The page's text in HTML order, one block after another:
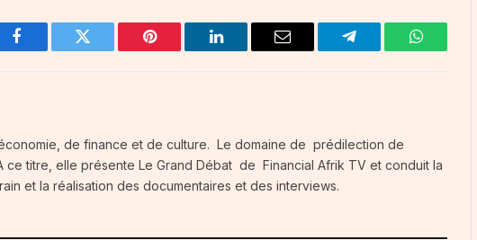
Facebook Twitter Pinterest LinkedIn Email Telegram WhatsApp
de finance et de culture. Le domaine de prédilection de
ce titre, elle présente Le Grand Débat de Financial Afrik TV et conduit la
et la réalisation des documentaires et des interviews.